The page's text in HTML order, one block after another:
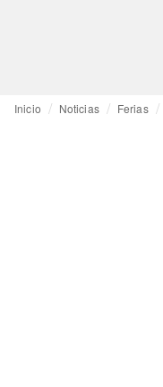
Inicio Noticias Ferias